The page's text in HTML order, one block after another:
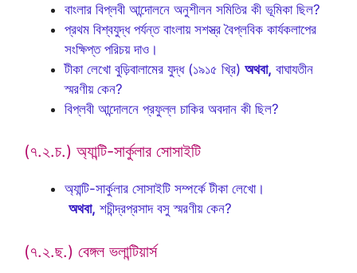
বাংলার বিপ্লবী আন্দোলনে অনুশীলন সমিতির কী ভূমিকা ছিল?
প্রথম বিশ্বযুদ্ধ পর্যন্ত বাংলায় সশস্ত্র বৈপ্লবিক কার্যকলাপের
সংক্ষিপ্ত পরিচয় দাও।
টীকা লেখো বুড়িবালামের যুদ্ধ (১৯১৫ খ্রি) অথবা, বাঘাযতীন
স্মরণীয় কেন?
বিপ্লবী আন্দোলনে প্রফুল্ল চাকির অবদান কী ছিল?
(৭.২.চ.) অ্যান্টি-সার্কুলার সোসাইটি
অ্যান্টি-সার্কুলার সোসাইটি সম্পর্কে টীকা লেখো।
অথবা, শচীন্দ্রপ্রসাদ বসু স্মরণীয় কেন?
(৭.২.ছ.) বেঙ্গল ভলান্টিয়ার্স